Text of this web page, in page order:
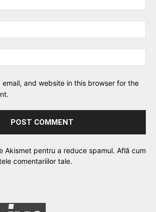
email, and website in this browser for the
Akismet pentru a reduce spamul. Află cum
comentariilor tale.